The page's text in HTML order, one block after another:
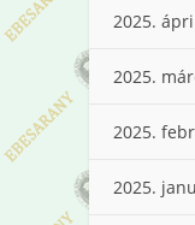
2025.
2025.
2025.
2025.